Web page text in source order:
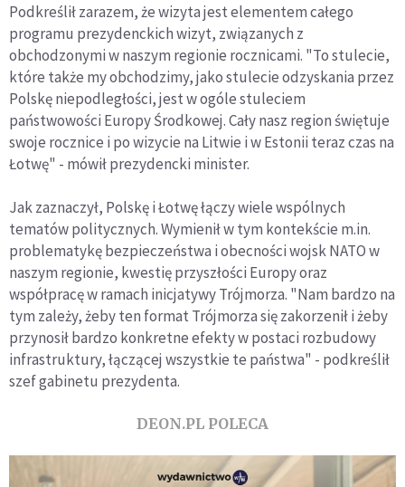
Podkreślił zarazem, że wizyta jest elementem całego
programu prezydenckich wizyt, związanych z
obchodzonymi w naszym regionie rocznicami. "To stulecie,
które także my obchodzimy, jako stulecie odzyskania przez
Polskę niepodległości, jest w ogóle stuleciem
państwowości Europy Środkowej. Cały nasz region świętuje
swoje rocznice i po wizycie na Litwie i w Estonii teraz czas na
Łotwę" - mówił prezydencki minister.
Jak zaznaczył, Polskę i Łotwę łączy wiele wspólnych
tematów politycznych. Wymienił w tym kontekście m.in.
problematykę bezpieczeństwa i obecności wojsk NATO w
naszym regionie, kwestię przyszłości Europy oraz
współpracę w ramach inicjatywy Trójmorza. "Nam bardzo na
tym zależy, żeby ten format Trójmorza się zakorzenił i żeby
przynosił bardzo konkretne efekty w postaci rozbudowy
infrastruktury, łączącej wszystkie te państwa" - podkreślił
szef gabinetu prezydenta.
DEON.PL POLECA